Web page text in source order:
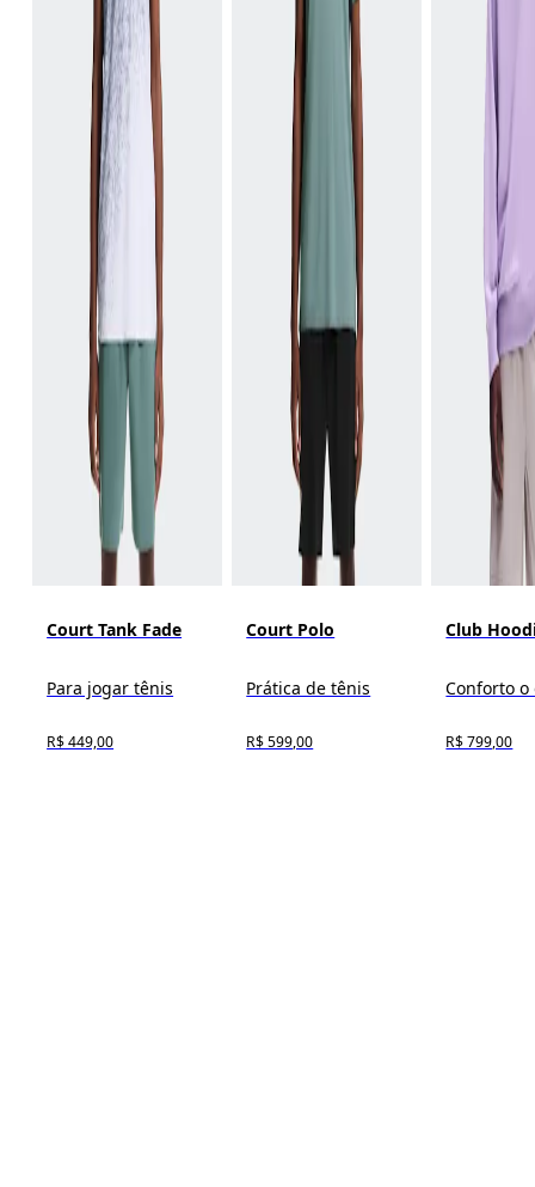
Court Tank Fade
Para jogar tênis
R$ 449,00
Court Polo
Prática de tênis
R$ 599,00
Club
Conforto
R$ 799,00